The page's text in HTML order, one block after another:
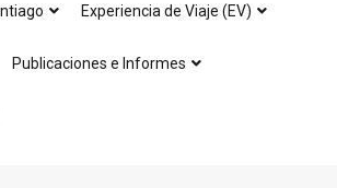
Experiencia de Viaje (EV)
Publicaciones e Informes